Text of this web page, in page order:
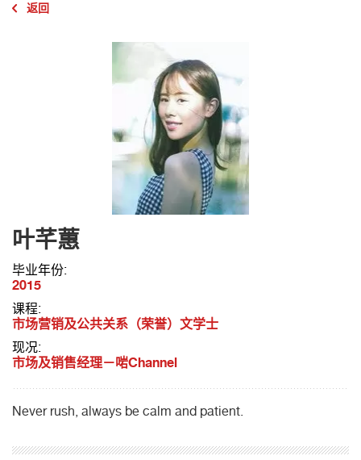
返回
叶芊蕙
毕业年份:
2015
课程:
市场营销及公共关系（荣誉）文学士
现况:
市场及销售经理－啱Channel
Never rush, always be calm and patient.